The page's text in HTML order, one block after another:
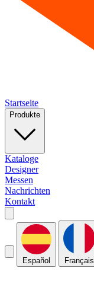
Startseite
Produkte
Kataloge
Designer
Messen
Nachrichten
Kontakt
Español Français